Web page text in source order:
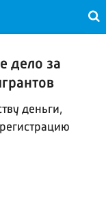
дело за
деньги,